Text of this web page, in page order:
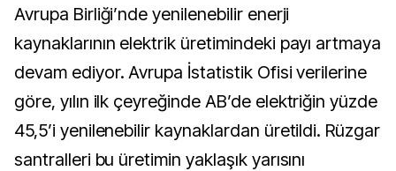
Avrupa Birliği’nde yenilenebilir enerji
kaynaklarının elektrik üretimindeki payı artmaya
devam ediyor. Avrupa İstatistik Ofisi verilerine
göre, yılın ilk çeyreğinde AB’de elektriğin yüzde
45,5’i yenilenebilir kaynaklardan üretildi. Rüzgar
santralleri bu üretimin yaklaşık yarısını